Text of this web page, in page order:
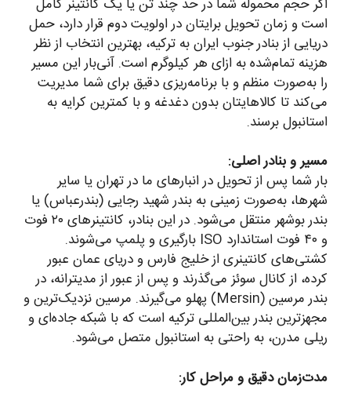
اگر حجم محموله شما در حد چند تُن یا یک کانتینر کامل
است و زمان تحویل برایتان در اولویت دوم قرار دارد، حمل
دریایی از بنادر جنوب ایران به ترکیه، بهترین انتخاب از نظر
هزینه تمام‌شده به ازای هر کیلوگرم است. آنی‌بار این مسیر
را به‌صورت منظم و با برنامه‌ریزی دقیق برای شما مدیریت
می‌کند تا کالاهایتان بدون دغدغه و با کمترین کرایه به
استانبول برسند.
مسیر و بنادر اصلی:
بار شما پس از تحویل در انبارهای ما در تهران یا سایر
شهرها، به‌صورت زمینی به بندر شهید رجایی (بندرعباس) یا
بندر بوشهر منتقل می‌شود. در این بنادر، کانتینرهای ۲۰ فوت
و ۴۰ فوت استاندارد ISO بارگیری و پلمپ می‌شوند.
کشتی‌های کانتینری از خلیج فارس و دریای عمان عبور
کرده، از کانال سوئز می‌گذرند و پس از عبور از مدیترانه، در
بندر مرسین (Mersin) پهلو می‌گیرند. مرسین نزدیک‌ترین و
مجهزترین بندر بین‌المللی ترکیه است که با شبکه جاده‌ای و
ریلی مدرن، به راحتی به استانبول متصل می‌شود.
مدت‌زمان دقیق و مراحل کار: